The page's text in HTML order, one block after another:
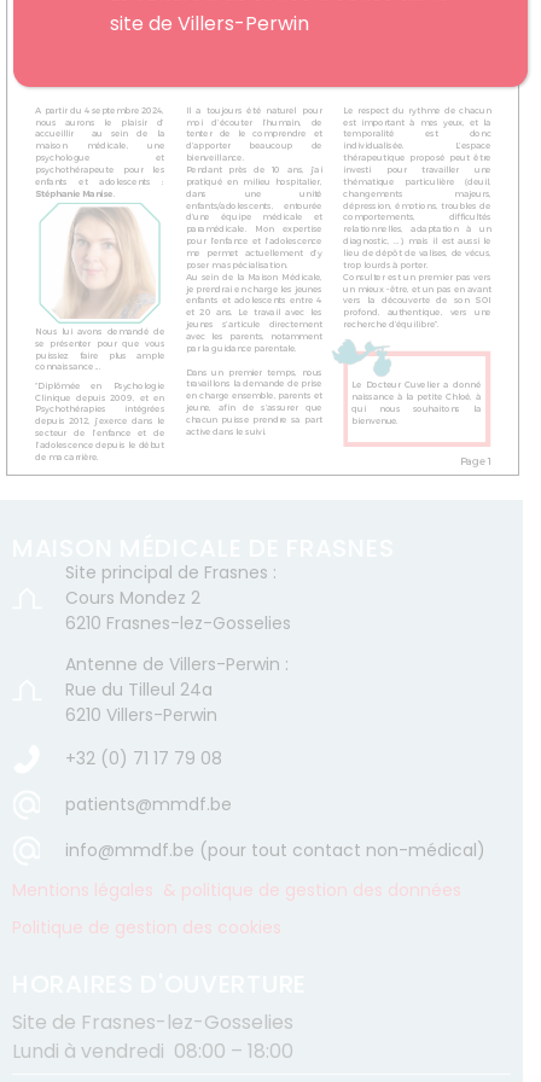
Site principal de Frasnes :
Cours Mondez 2
6210 Frasnes-lez-Gosselies
Antenne de Villers-Perwin :
Rue du Tilleul 24a
6210 Villers-Perwin
+32 (0) 71 17 79 08
patients@mmdf.be
info@mmdf.be (pour tout contact non-médical)
Mentions légales & politique de gestion des données
Politique de gestion des cookies
Site de Frasnes-lez-Gosselies
Lundi à vendredi 08:00 – 18:00
site de Villers-Perwin